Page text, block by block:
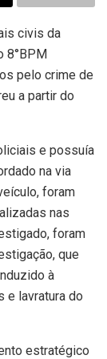
civis da
8°BPM
pelo crime de
a partir do
e possuía
na via
foram
nas
foram
que
à
e lavratura do
estratégico